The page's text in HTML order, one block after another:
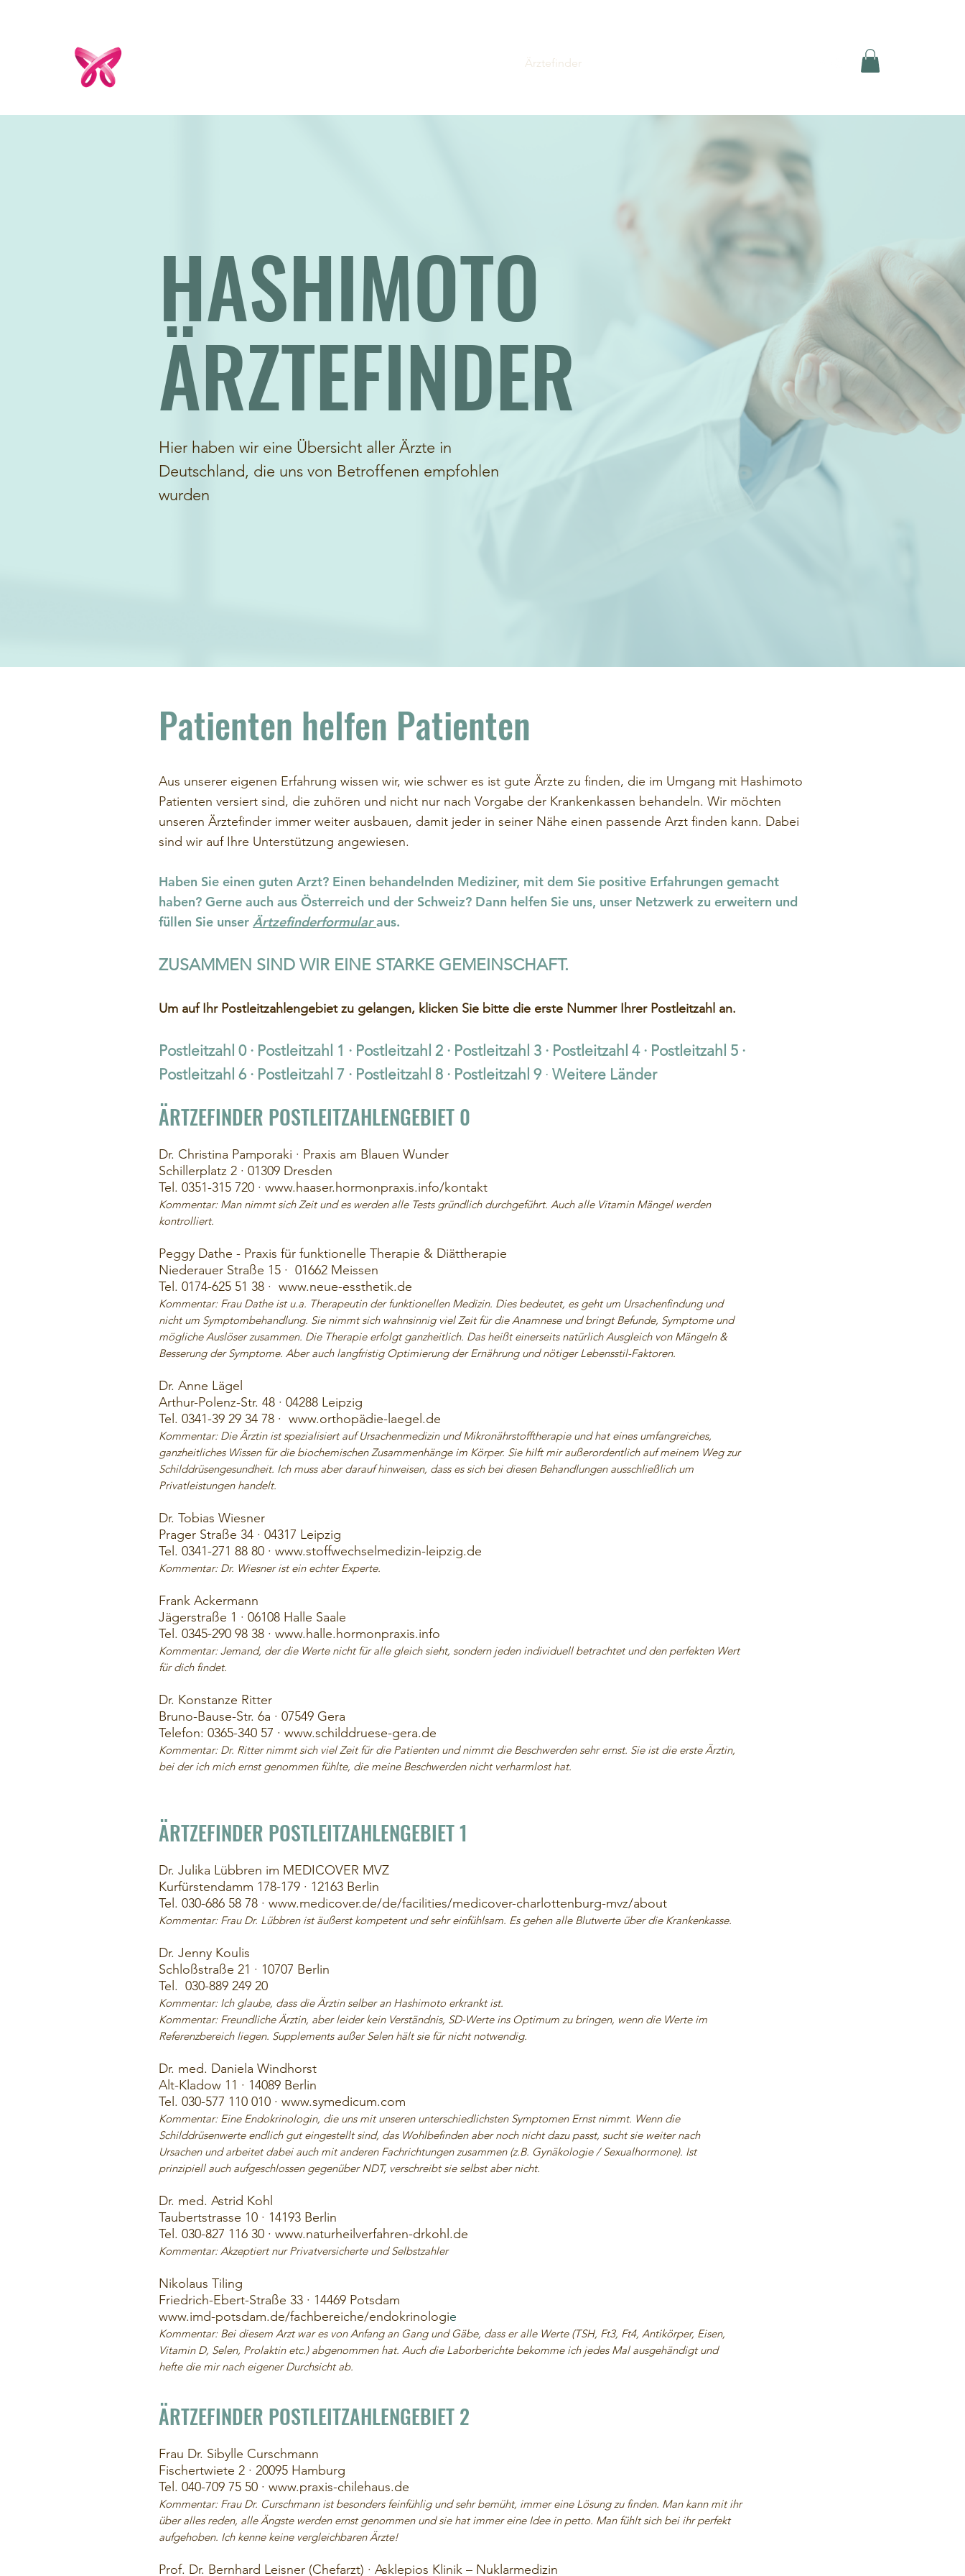
Ärztefinder
HASHIMOTO
ÄRZTEFINDER
Hier haben wir eine Übersicht aller Ärzte in
Deutschland, die uns von Betroffenen empfohlen
wurden
Patienten helfen Patienten
Aus unserer eigenen Erfahrung wissen wir, wie schwer es ist gute Ärzte zu finden, die im Umgang mit Hashimoto
Patienten versiert sind, die zuhören und nicht nur nach Vorgabe der Krankenkassen behandeln. Wir möchten
unseren Ärztefinder immer weiter ausbauen, damit jeder in seiner Nähe einen passende Arzt finden kann. Dabei
sind wir auf Ihre Unterstützung angewiesen.
Haben Sie einen guten Arzt? Einen behandelnden Mediziner, mit dem Sie positive Erfahrungen gemacht
haben? Gerne auch aus Österreich und der Schweiz? Dann helfen Sie uns, unser Netzwerk zu erweitern und
füllen Sie unser Ärtzefinderformular aus.
ZUSAMMEN SIND WIR EINE STARKE GEMEINSCHAFT.
Um auf Ihr Postleitzahlengebiet zu gelangen, klicken Sie bitte die erste Nummer Ihrer Postleitzahl an.
Postleitzahl 0 · Postleitzahl 1 · Postleitzahl 2 · Postleitzahl 3 · Postleitzahl 4· Postleitzahl 5 ·
Postleitzahl 6 · Postleitzahl 7 · Postleitzahl 8 · Postleitzahl 9 · Weitere Länder
ÄRTZEFINDER POSTLEITZAHLENGEBIET 0
Dr. Christina Pamporaki · Praxis am Blauen Wunder
Schillerplatz 2 · 01309 Dresden
Tel. 0351-315 720 · www.haaser.hormonpraxis.info/kontakt
Kommentar: Man nimmt sich Zeit und es werden alle Tests gründlich durchgeführt. Auch alle Vitamin Mängel werden
kontrolliert.
Peggy Dathe - Praxis für funktionelle Therapie & Diättherapie
Niederauer Straße 15 · 01662 Meissen
Tel. 0174-625 51 38 · www.neue-essthetik.de
Kommentar: Frau Dathe ist u.a. Therapeutin der funktionellen Medizin. Dies bedeutet, es geht um Ursachenfindung und
nicht um Symptombehandlung. Sie nimmt sich wahnsinnig viel Zeit für die Anamnese und bringt Befunde, Symptome und
mögliche Auslöser zusammen. Die Therapie erfolgt ganzheitlich. Das heißt einerseits natürlich Ausgleich von Mängeln &
Besserung der Symptome. Aber auch langfristig Optimierung der Ernährung und nötiger Lebensstil-Faktoren.
Dr. Anne Lägel
Arthur-Polenz-Str. 48 · 04288 Leipzig
Tel. 0341-39 29 34 78 · www.orthopädie-laegel.de
Kommentar: Die Ärztin ist spezialisiert auf Ursachenmedizin und Mikronährstofftherapie und hat eines umfangreiches,
ganzheitliches Wissen für die biochemischen Zusammenhänge im Körper. Sie hilft mir außerordentlich auf meinem Weg zur
Schilddrüsengesundheit. Ich muss aber darauf hinweisen, dass es sich bei diesen Behandlungen ausschließlich um
Privatleistungen handelt.
Dr. Tobias Wiesner
Prager Straße 34 · 04317 Leipzig
Tel. 0341-271 88 80 · www.stoffwechselmedizin-leipzig.de
Kommentar: Dr. Wiesner ist ein echter Experte.
Frank Ackermann
Jägerstraße 1 · 06108 Halle Saale
Tel. 0345-290 98 38 · www.halle.hormonpraxis.info
Kommentar: Jemand, der die Werte nicht für alle gleich sieht, sondern jeden individuell betrachtet und den perfekten Wert
für dich findet.
Dr. Konstanze Ritter
Bruno-Bause-Str. 6a · 07549 Gera
Telefon: 0365-340 57 · www.schilddruese-gera.de
Kommentar: Dr. Ritter nimmt sich viel Zeit für die Patienten und nimmt die Beschwerden sehr ernst. Sie ist die erste Ärztin,
bei der ich mich ernst genommen fühlte, die meine Beschwerden nicht verharmlost hat.
ÄRTZEFINDER POSTLEITZAHLENGEBIET 1
Dr. Julika Lübbren im MEDICOVER MVZ
Kurfürstendamm 178-179 · 12163 Berlin
Tel. 030-686 58 78 · www.medicover.de/de/facilities/medicover-charlottenburg-mvz/about
Kommentar: Frau Dr. Lübbren ist äußerst kompetent und sehr einfühlsam. Es gehen alle Blutwerte über die Krankenkasse.
Dr. Jenny Koulis
Schloßstraße 21 · 10707 Berlin
Tel. 030-889 249 20
Kommentar: Ich glaube, dass die Ärztin selber an Hashimoto erkrankt ist.
Kommentar: Freundliche Ärztin, aber leider kein Verständnis, SD-Werte ins Optimum zu bringen, wenn die Werte im
Referenzbereich liegen. Supplements außer Selen hält sie für nicht notwendig.
Dr. med. Daniela Windhorst
Alt-Kladow 11 · 14089 Berlin
Tel. 030-577 110 010 · www.symedicum.com
Kommentar: Eine Endokrinologin, die uns mit unseren unterschiedlichsten Symptomen Ernst nimmt. Wenn die
Schilddrüsenwerte endlich gut eingestellt sind, das Wohlbefinden aber noch nicht dazu passt, sucht sie weiter nach
Ursachen und arbeitet dabei auch mit anderen Fachrichtungen zusammen (z.B. Gynäkologie / Sexualhormone). Ist
prinzipiell auch aufgeschlossen gegenüber NDT, verschreibt sie selbst aber nicht.
Dr. med. Astrid Kohl
Taubertstrasse 10 · 14193 Berlin
Tel. 030-827 116 30 · www.naturheilverfahren-drkohl.de
Kommentar: Akzeptiert nur Privatversicherte und Selbstzahler
Nikolaus Tiling
Friedrich-Ebert-Straße 33 · 14469 Potsdam
www.imd-potsdam.de/fachbereiche/endokrinologie
Kommentar: Bei diesem Arzt war es von Anfang an Gang und Gäbe, dass er alle Werte (TSH, Ft3, Ft4, Antikörper, Eisen,
Vitamin D, Selen, Prolaktin etc.) abgenommen hat. Auch die Laborberichte bekomme ich jedes Mal ausgehändigt und
hefte die mir nach eigener Durchsicht ab.
ÄRTZEFINDER POSTLEITZAHLENGEBIET 2
Frau Dr. Sibylle Curschmann
Fischertwiete 2 · 20095 Hamburg
Tel. 040-709 75 50 · www.praxis-chilehaus.de
Kommentar: Frau Dr. Curschmann ist besonders feinfühlig und sehr bemüht, immer eine Lösung zu finden. Man kann mit ihr
über alles reden, alle Ängste werden ernst genommen und sie hat immer eine Idee in petto. Man fühlt sich bei ihr perfekt
aufgehoben. Ich kenne keine vergleichbaren Ärzte!
Prof. Dr. Bernhard Leisner (Chefarzt) · Asklepios Klinik – Nuklarmedizin